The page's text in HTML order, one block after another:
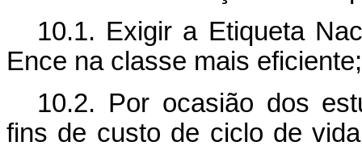
10.1. Exigir a Etiqueta
Ence na classe mais eficiente;
10.2. Por ocasião dos
fins de custo de ciclo de